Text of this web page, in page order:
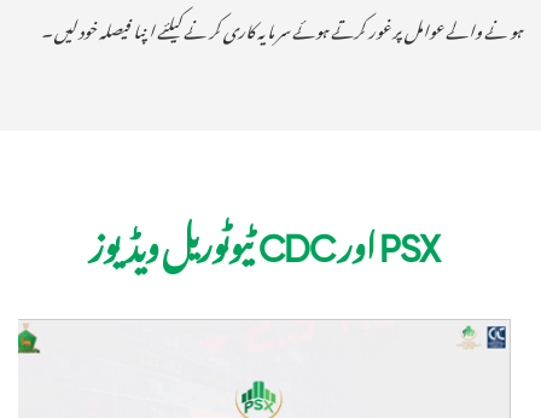
ہو نے والے عوامل پر غور کرتے ہوئے سر مایہ کاری کر نے کیلئے اپنا فیصلہ خود لیں ۔
PSX اور CDC ٹیوٹوریل ویڈیوز